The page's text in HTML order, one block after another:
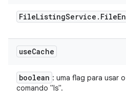
FileListingService . File
useCache
boolean : uma flag para usar
comando "ls".